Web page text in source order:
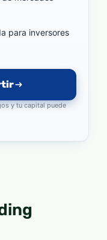
para inversores
y tu capital puede